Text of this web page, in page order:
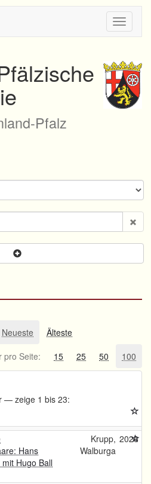
ein/
Pfalz
Neueste
Älteste
pro Seite:
15 25 50 100
— zeige 1 bis 23:
Hans
Hugo Ball
Krupp,
Walburga
2026